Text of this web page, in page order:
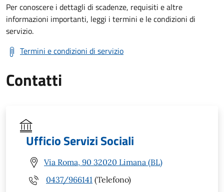
Per conoscere i dettagli di scadenze, requisiti e altre
informazioni importanti, leggi i termini e le condizioni di
servizio.
Termini e condizioni di servizio
Contatti
Ufficio Servizi Sociali
Via Roma, 90 32020 Limana (BL)
0437/966141 (Telefono)